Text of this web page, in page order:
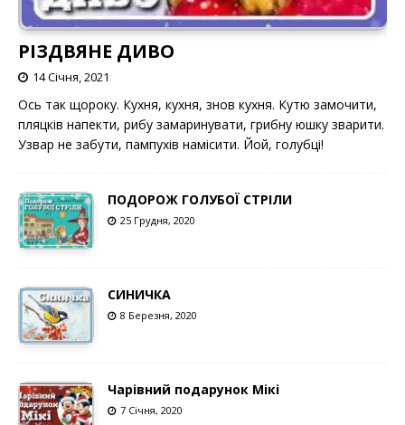
РІЗДВЯНЕ ДИВО
14 Січня, 2021
Ось так щороку. Кухня, кухня, знов кухня. Кутю замочити,
пляцків напекти, рибу замаринувати, грибну юшку зварити.
Узвар не забути, пампухів намісити. Йой, голубці!
ПОДОРОЖ ГОЛУБОЇ СТРІЛИ
25 Грудня, 2020
СИНИЧКА
8 Березня, 2020
Чарівний подарунок Мікі
7 Січня, 2020